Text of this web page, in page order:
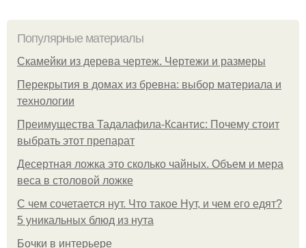
Популярные материалы
Скамейки из дерева чертеж. Чертежи и размеры
Перекрытия в домах из бревна: выбор материала и
технологии
Преимущества Тадалафила-Ксантис: Почему стоит
выбрать этот препарат
Десертная ложка это сколько чайных. Объем и мера
веса в столовой ложке
С чем сочетается нут. Что такое Нут, и чем его едят?
5 уникальных блюд из нута
Бочки в интерьере